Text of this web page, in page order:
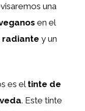
una
en el
radiante y un
es el tinte de
. Este tinte